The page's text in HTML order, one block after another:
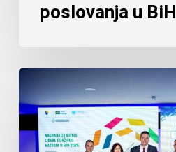
poslovanja u BiH